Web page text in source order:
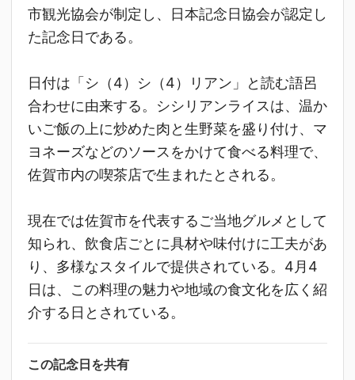
市観光協会が制定し、日本記念日協会が認定し
た記念日である。
日付は「シ（4）シ（4）リアン」と読む語呂
合わせに由来する。シシリアンライスは、温か
いご飯の上に炒めた肉と生野菜を盛り付け、マ
ヨネーズなどのソースをかけて食べる料理で、
佐賀市内の喫茶店で生まれたとされる。
現在では佐賀市を代表するご当地グルメとして
知られ、飲食店ごとに具材や味付けに工夫があ
り、多様なスタイルで提供されている。4月4
日は、この料理の魅力や地域の食文化を広く紹
介する日とされている。
この記念日を共有